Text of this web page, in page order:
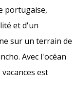
portugaise,
et d'un
sur un terrain de
Avec l'océan
est